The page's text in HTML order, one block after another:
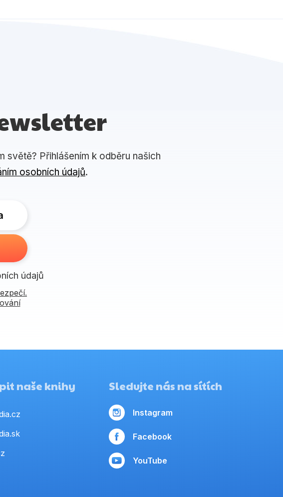
světě? Přihlášením k odběru našich
osobních údajů.
údajů
naše knihy Sledujte nás na sítích
Instagram
Facebook
YouTube